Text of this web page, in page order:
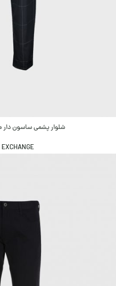
شلوار پشمی ساسون دار